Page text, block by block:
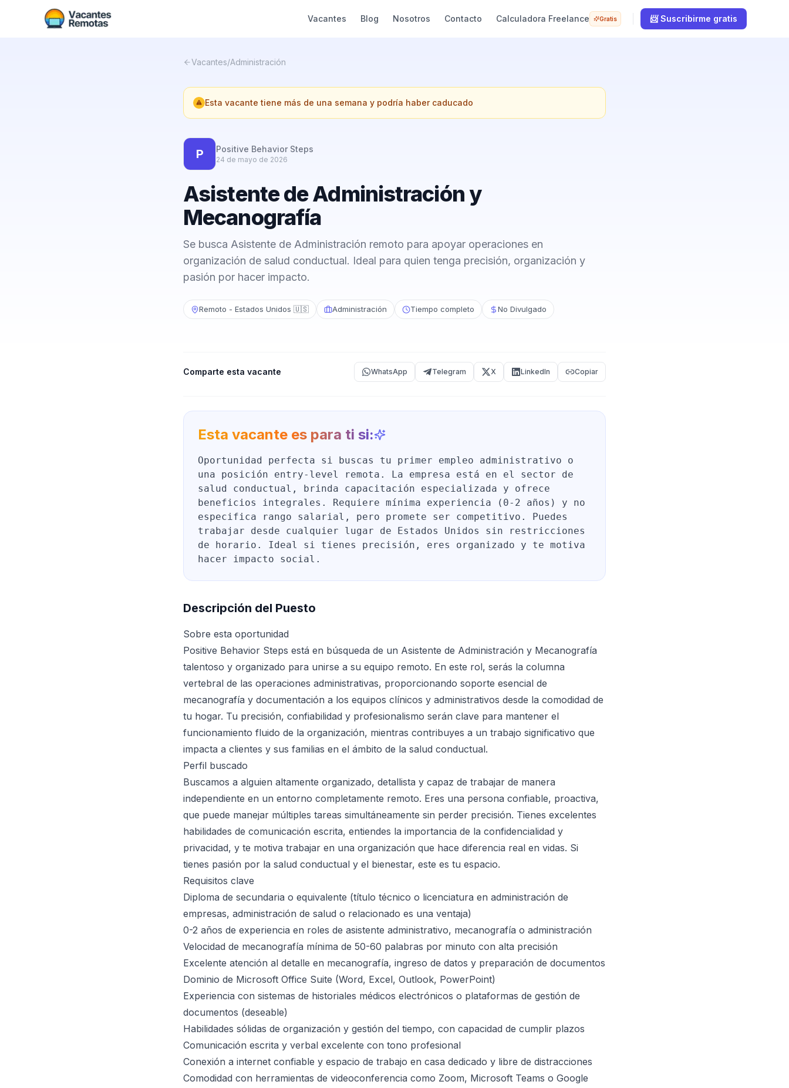
Vacantes Blog Nosotros Contacto Calculadora Freelance Gratis 📨 Suscribirme gratis
Vacantes/Administración
Esta vacante tiene más de una semana y podría haber caducado
P Positive Behavior Steps
24 de mayo de 2026
Asistente de Administración y
Mecanografía
Se busca Asistente de Administración remoto para apoyar operaciones en
organización de salud conductual. Ideal para quien tenga precisión, organización y
pasión por hacer impacto.
Remoto - Estados Unidos 🇺🇸 Administración Tiempo completo No Divulgado
Comparte esta vacante WhatsApp Telegram X LinkedIn Copiar
Esta vacante es para ti si:
Oportunidad perfecta si buscas tu primer empleo administrativo o
una posición entry-level remota. La empresa está en el sector de
salud conductual, brinda capacitación especializada y ofrece
beneficios integrales. Requiere mínima experiencia (0-2 años) y no
especifica rango salarial, pero promete ser competitivo. Puedes
trabajar desde cualquier lugar de Estados Unidos sin restricciones
de horario. Ideal si tienes precisión, eres organizado y te motiva
hacer impacto social.
Descripción del Puesto
Sobre esta oportunidad
Positive Behavior Steps está en búsqueda de un Asistente de Administración y Mecanografía
talentoso y organizado para unirse a su equipo remoto. En este rol, serás la columna
vertebral de las operaciones administrativas, proporcionando soporte esencial de
mecanografía y documentación a los equipos clínicos y administrativos desde la comodidad de
tu hogar. Tu precisión, confiabilidad y profesionalismo serán clave para mantener el
funcionamiento fluido de la organización, mientras contribuyes a un trabajo significativo que
impacta a clientes y sus familias en el ámbito de la salud conductual.
Perfil buscado
Buscamos a alguien altamente organizado, detallista y capaz de trabajar de manera
independiente en un entorno completamente remoto. Eres una persona confiable, proactiva,
que puede manejar múltiples tareas simultáneamente sin perder precisión. Tienes excelentes
habilidades de comunicación escrita, entiendes la importancia de la confidencialidad y
privacidad, y te motiva trabajar en una organización que hace diferencia real en vidas. Si
tienes pasión por la salud conductual y el bienestar, este es tu espacio.
Requisitos clave
Diploma de secundaria o equivalente (título técnico o licenciatura en administración de
empresas, administración de salud o relacionado es una ventaja)
0-2 años de experiencia en roles de asistente administrativo, mecanografía o administración
Velocidad de mecanografía mínima de 50-60 palabras por minuto con alta precisión
Excelente atención al detalle en mecanografía, ingreso de datos y preparación de documentos
Dominio de Microsoft Office Suite (Word, Excel, Outlook, PowerPoint)
Experiencia con sistemas de historiales médicos electrónicos o plataformas de gestión de
documentos (deseable)
Habilidades sólidas de organización y gestión del tiempo, con capacidad de cumplir plazos
Comunicación escrita y verbal excelente con tono profesional
Conexión a internet confiable y espacio de trabajo en casa dedicado y libre de distracciones
Comodidad con herramientas de videoconferencia como Zoom, Microsoft Teams o Google